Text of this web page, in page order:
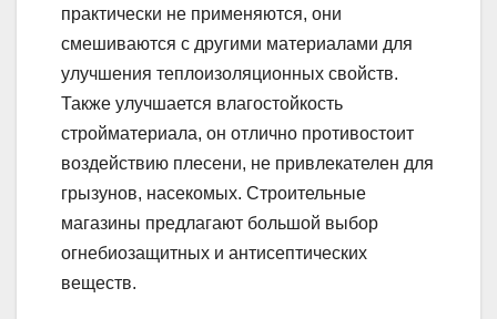
практически не применяются, они
смешиваются с другими материалами для
улучшения теплоизоляционных свойств.
Также улучшается влагостойкость
стройматериала, он отлично противостоит
воздействию плесени, не привлекателен для
грызунов, насекомых. Строительные
магазины предлагают большой выбор
огнебиозащитных и антисептических
веществ.